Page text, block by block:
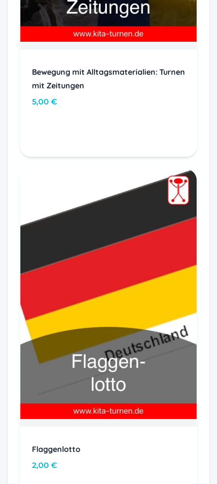
Bewegung mit Alltagsmaterialien: Turnen
mit Zeitungen
5,00 €
Flaggenlotto
2,00 €